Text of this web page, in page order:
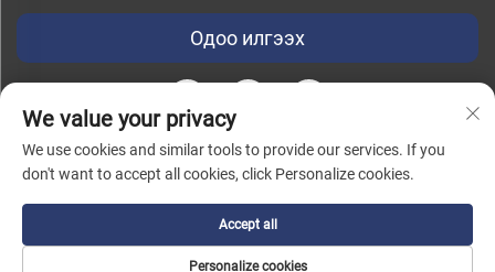
Одоо илгээх
Зохиогчийн эрх © 2026 Хятадын шуурхай ухаалаг үйлдвэрлэлийн
бодлого
We value your privacy
We use cookies and similar tools to provide our services. If you
don't want to accept all cookies, click Personalize cookies.
Personalize cookies
Accept all